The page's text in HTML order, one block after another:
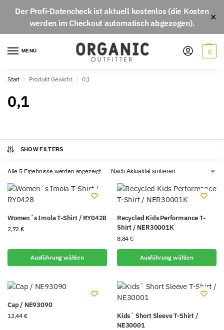
Der Profi-Datencheckist aktuell kostenlos(die Kosten
werden im Checkout automatisch abgezogen).
✕
MENÜ 0
Start / Produkt Gewicht / 0,1
0,1
SHOW FILTERS
Alle 5 Ergebnisse werden angezeigt
Women´s Imola T-Shirt / RY0428
2,72€
Ausführung wählen
Recycled Kids Performance T-
Shirt / NER30001K
8,84€
Ausführung wählen
Cap / NE93090
12,44 €
Kids´ Short Sleeve T-Shirt /
NE30001